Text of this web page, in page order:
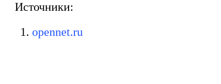
Источники:
opennet.ru